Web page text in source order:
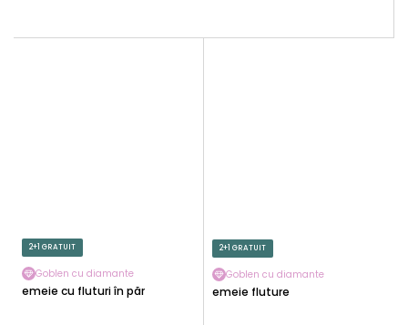
2+1 GRATUIT
Goblen cu diamante
Femeie cu fluturi în păr
2+1 GRATUIT
Goblen cu diamante
Femeie fluture